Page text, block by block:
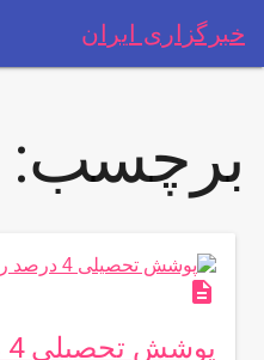
خبرگزاری ایران
description